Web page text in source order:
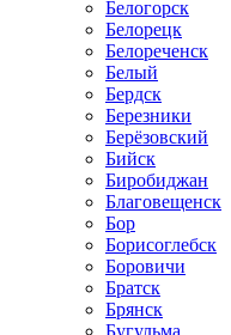
Белогорск
Белорецк
Белореченск
Белый
Бердск
Березники
Берёзовский
Бийск
Биробиджан
Благовещенск
Бор
Борисоглебск
Боровичи
Братск
Брянск
Бугульма